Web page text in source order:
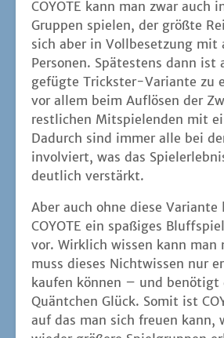
COYOTE ein spa­ßi­ges
vor. Wirk­lich wis­sen kann man
muss die­ses Nicht­wis­sen nur
kau­fen kön­nen – und benö­tigt
Quänt­chen Glück. Somit ist
auf das man sich freu­en kann,
wie­der grö­ße­re Spiel­grup­pen
digi­ta­le Umset­zung auf
niert zwar ganz gut, aber es
Spaß, den Mit­spie­len­den beim
Über­sicht
Was